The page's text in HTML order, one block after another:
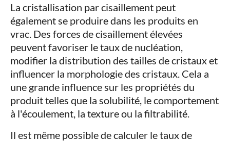
La cristallisation par cisaillement peut
également se produire dans les produits en
vrac. Des forces de cisaillement élevées
peuvent favoriser le taux de nucléation,
modifier la distribution des tailles de cristaux et
influencer la morphologie des cristaux. Cela a
une grande influence sur les propriétés du
produit telles que la solubilité, le comportement
à l'écoulement, la texture ou la filtrabilité.
Il est même possible de calculer le taux de